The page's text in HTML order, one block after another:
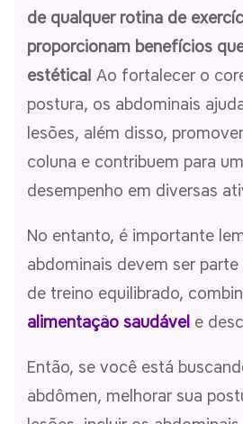
de qualquer rotina de
proporcionam benefícios
estética! Ao fortalecer o
postura, os abdominais
lesões, além disso,
coluna e contribuem para
desempenho em diversas
No entanto, é importante
abdominais devem ser
de treino equilibrado,
alimentação saudável e
Então, se você está
abdômen, melhorar sua